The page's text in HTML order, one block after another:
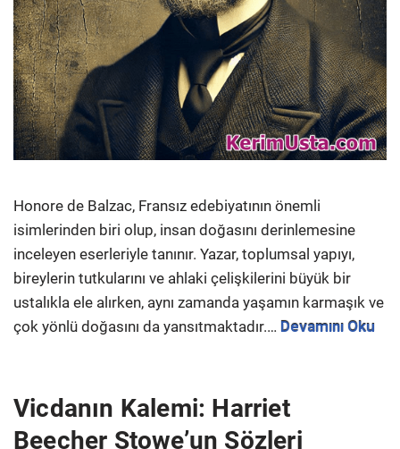
Honore de Balzac, Fransız edebiyatının önemli
isimlerinden biri olup, insan doğasını derinlemesine
inceleyen eserleriyle tanınır. Yazar, toplumsal yapıyı,
bireylerin tutkularını ve ahlaki çelişkilerini büyük bir
ustalıkla ele alırken, aynı zamanda yaşamın karmaşık ve
çok yönlü doğasını da yansıtmaktadır.… Devamını Oku
Vicdanın Kalemi: Harriet
Beecher Stowe’un Sözleri